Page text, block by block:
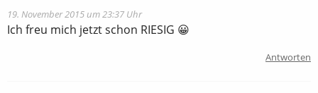
19. November 2015 um 23:37 Uhr
Ich freu mich jetzt schon RIESIG 😀
Antworten